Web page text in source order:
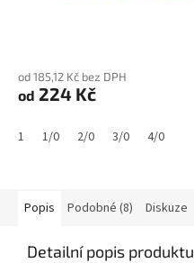
od 185,12 Kč bez DPH
od 224 Kč
1 1/0 2/0 3/0 4/0
Popis Podobné (8) Diskuze
Detailní popis produktu